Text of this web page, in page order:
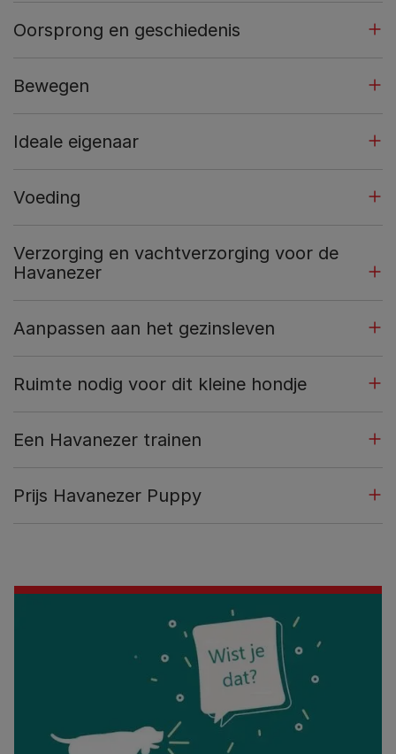
Oorsprong en geschiedenis
Bewegen
Ideale eigenaar
Voeding
Verzorging en vachtverzorging voor de
Havanezer
Aanpassen aan het gezinsleven
Ruimte nodig voor dit kleine hondje
Een Havanezer trainen
Prijs Havanezer Puppy